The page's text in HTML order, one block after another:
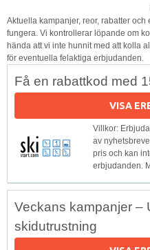
Aktuella kampanjer, reor, rabatter
fungera. Vi kontrollerar löpande om
hända att vi inte hunnit med att kolla
för eventuella felaktiga erbjudanden.
Få en rabattkod med
VISA
Villkor:
av
pris och kan
erbjudanden.
Veckans kampanjer –
skidutrustning